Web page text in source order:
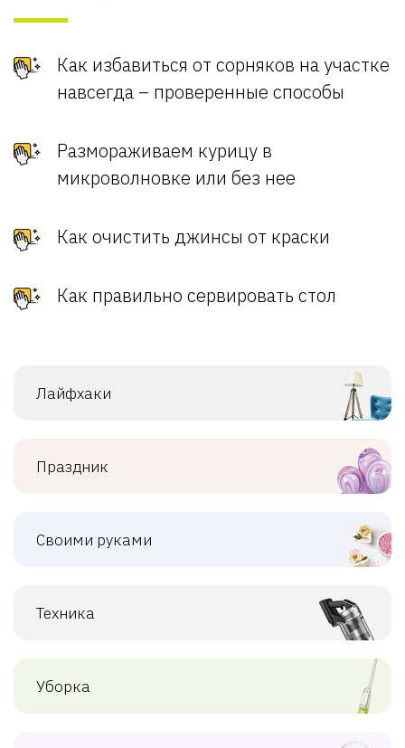
Как избавиться от сорняков на участке
навсегда – проверенные способы
Размораживаем курицу в
микроволновке или без нее
Как очистить джинсы от краски
Как правильно сервировать стол
Лайфхаки
Праздник
Своими руками
Техника
Уборка